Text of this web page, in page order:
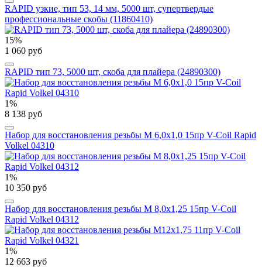
RAPID узкие, тип 53, 14 мм, 5000 шт, супертвердые
профессиональные скобы (11860410)
15%
1 060 руб
RAPID тип 73, 5000 шт, скоба для плайера (24890300)
1%
8 138 руб
Набор для восстановления резьбы М 6,0х1,0 15пр V-Coil Rapid
Volkel 04310
1%
10 350 руб
Набор для восстановления резьбы М 8,0х1,25 15пр V-Coil
Rapid Volkel 04312
1%
12 663 руб